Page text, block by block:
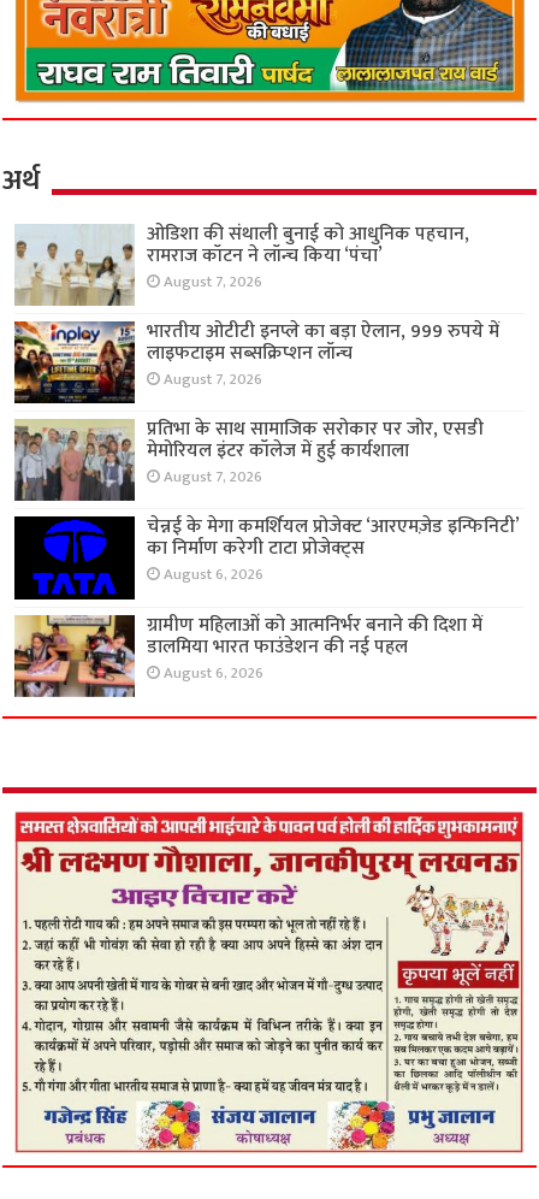
अर्थ
ओडिशा की संथाली बुनाई को आधुनिक पहचान,
रामराज कॉटन ने लॉन्च किया ‘पंचा’
August 7, 2026
भारतीय ओटीटी इनप्ले का बड़ा ऐलान, 999 रुपये में
लाइफटाइम सब्सक्रिप्शन लॉन्च
August 7, 2026
प्रतिभा के साथ सामाजिक सरोकार पर जोर, एसडी
मेमोरियल इंटर कॉलेज में हुई कार्यशाला
August 7, 2026
चेन्नई के मेगा कमर्शियल प्रोजेक्ट ‘आरएमज़ेड इन्फिनिटी’
का निर्माण करेगी टाटा प्रोजेक्ट्स
August 6, 2026
ग्रामीण महिलाओं को आत्मनिर्भर बनाने की दिशा में
डालमिया भारत फाउंडेशन की नई पहल
August 6, 2026